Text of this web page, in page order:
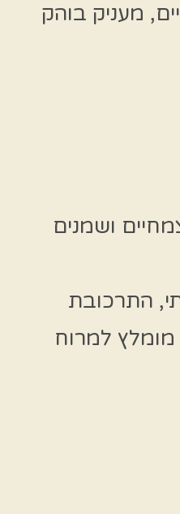
מעניק בוהק
ושמנים
התרכובת
מומלץ למרוח